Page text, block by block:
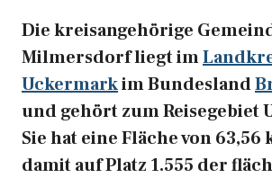
Die kreisangehörige
Milmersdorf liegt im
Uckermarkim Bundesland
und gehört zum Reisegebiet
Sie hat eine Fläche von
damit auf Platz 1.555 der